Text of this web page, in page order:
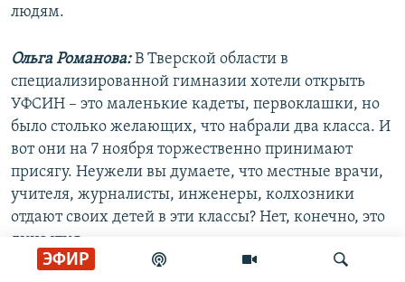
ЭФИР
людям.
Ольга Романова:В Тверской области в
специализированной гимназии хотели открыть
УФСИН – это маленькие кадеты, первоклашки, но
было столько желающих, что набрали два класса. И
вот они на 7 ноября торжественно принимают
присягу. Неужели вы думаете, что местные врачи,
учителя, журналисты, инженеры, колхозники
отдают своих детей в эти классы? Нет, конечно, это
династия.